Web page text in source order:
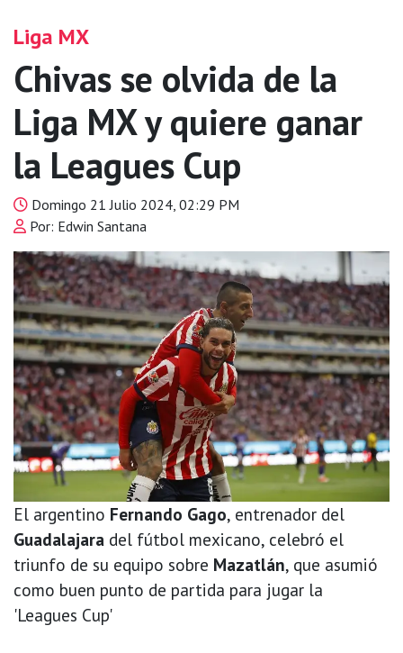
Liga MX
Chivas se olvida de la
Liga MX y quiere ganar
la Leagues Cup
Domingo 21 Julio 2024, 02:29 PM
Por: Edwin Santana
El argentino Fernando Gago, entrenador del
Guadalajara del fútbol mexicano, celebró el
triunfo de su equipo sobre Mazatlán, que asumió
como buen punto de partida para jugar la
'Leagues Cup'